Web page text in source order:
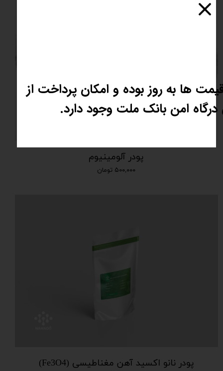
پودر آلومینیوم
۵۰۰,۰۰۰ تومان
پودر نانو اکسید آهن مغناطیسی (Fe3O4)
ها به روز بوده و امکان پرداخت از
امن بانک ملت وجود دارد.